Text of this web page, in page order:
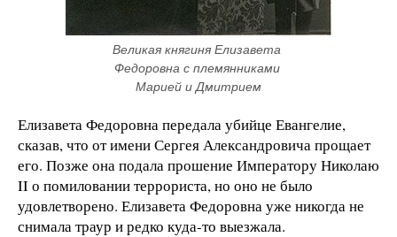
Великая княгиня Елизавета
Федоровна с племянниками
Марией и Дмитрием
Елизавета Федоровна передала убийце Евангелие,
сказав, что от имени Сергея Александровича прощает
его. Позже она подала прошение Императору Николаю
II о помиловании террориста, но оно не было
удовлетворено. Елизавета Федоровна уже никогда не
снимала траур и редко куда-то выезжала.